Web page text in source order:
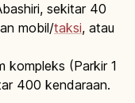
sekitar 40
mobil/taksi, atau
kompleks (Parkir 1
400 kendaraan.